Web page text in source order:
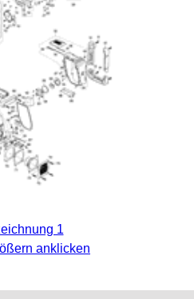
1
anklicken